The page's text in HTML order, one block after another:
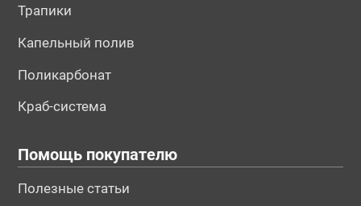
Трапики
Капельный полив
Поликарбонат
Краб-система
Помощь покупателю
Полезные статьи